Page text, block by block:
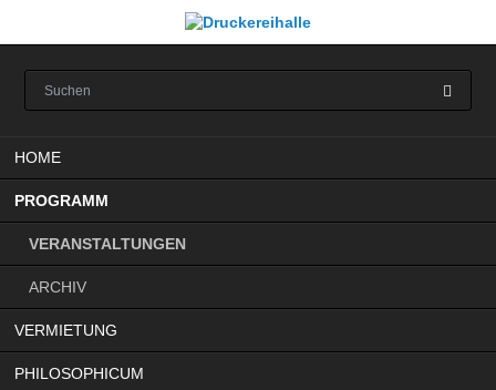
HOME
PROGRAMM
VERANSTALTUNGEN
ARCHIV
VERMIETUNG
PHILOSOPHICUM